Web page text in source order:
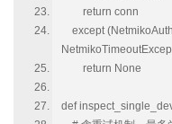
return conn
except
return None
def